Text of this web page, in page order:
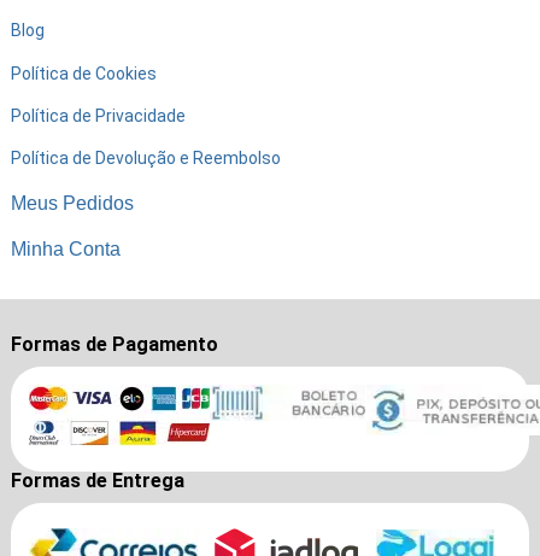
Blog
Política de Cookies
Política de Privacidade
Política de Devolução e Reembolso
Meus Pedidos
Minha Conta
Formas de Pagamento
Formas de Entrega